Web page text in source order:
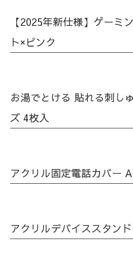
【2025年新仕様】ゲーミ
ト×ピンク
お湯でとける 貼れる刺し
ズ 4枚入
アクリル固定電話カバー
アクリルデバイススタンド